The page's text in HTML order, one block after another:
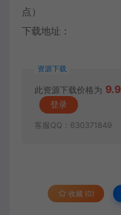
点）
下载地址：
资源下载
此资源下载价格为 9.9
登录
客服QQ：630371849
收藏 (0)